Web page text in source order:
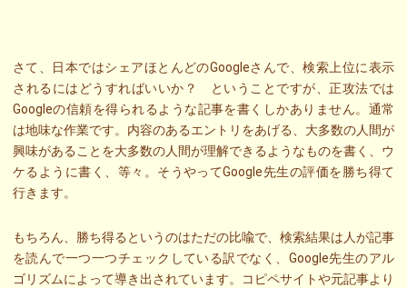
さて、日本ではシェアほとんどのGoogleさんで、検索上位に表示
されるにはどうすればいいか？ ということですが、正攻法では
Googleの信頼を得られるような記事を書くしかありません。通常
は地味な作業です。内容のあるエントリをあげる、大多数の人間が
興味があることを大多数の人間が理解できるようなものを書く、ウ
ケるように書く、等々。そうやってGoogle先生の評価を勝ち得て
行きます。
もちろん、勝ち得るというのはただの比喩で、検索結果は人が記事
を読んで一つ一つチェックしている訳でなく、Google先生のアル
ゴリズムによって導き出されています。コピペサイトや元記事より